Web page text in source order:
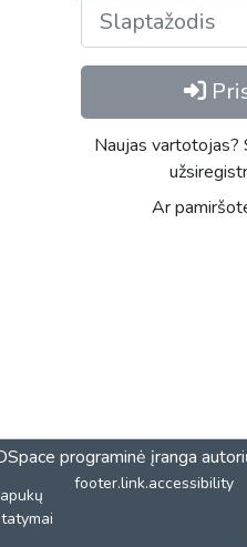
Naujas vartotojas?
Ar
programinė įranga
footer.link.accessibility